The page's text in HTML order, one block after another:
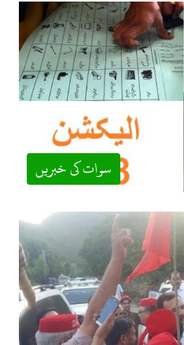
سوات کی خبریں